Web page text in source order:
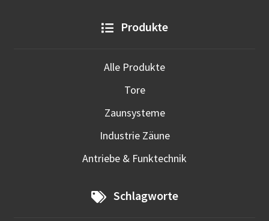
Produkte
Alle Produkte
Tore
Zaunsysteme
Industrie Zäune
Antriebe & Funktechnik
Schlagworte